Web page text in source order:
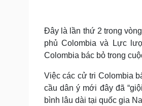
Đây là lần thứ 2 trong
phủ Colombia và Lực
Colombia bác bỏ trong
Việc các cử tri Colombia
cầu dân ý mới đây đã
bình lâu dài tại quốc gia